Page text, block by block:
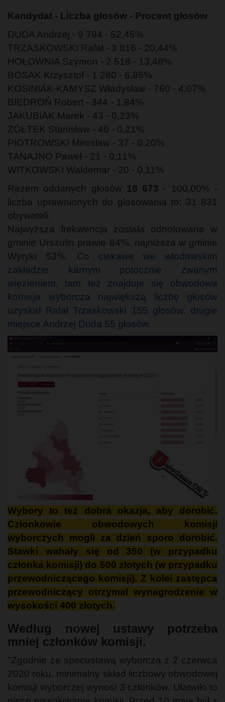
Kandydat - Liczba głosów - Procent głosów
DUDA Andrzej - 9 794 - 52,45%
TRZASKOWSKI Rafał - 3 816 - 20,44%
HOŁOWNIA Szymon - 2 518 - 13,48%
BOSAK Krzysztof - 1 280 - 6,85%
KOSINIAK-KAMYSZ Władysław - 760 - 4,07%
BIEDROŃ Robert - 344 - 1,84%
JAKUBIAK Marek - 43 - 0,23%
ŻÓŁTEK Stanisław - 40 - 0,21%
PIOTROWSKI Mirosław - 37 - 0,20%
TANAJNO Paweł - 21 - 0,11%
WITKOWSKI Waldemar - 20 - 0,11%
Razem oddanych głosów 18 673 - 100,00% -
liczba uprawnionych do glosowania to: 31 831
obywateli.
Najwyższa frekwencja została odnotowane w
gminie Urszulin prawie 64%, najniższa w gminie
Wyryki 53%. Co ciekawe we włodawskim
zakładzie karnym potocznie zwanym
więzieniem, tam też znajduje się obwodowa
komisja wyborcza największą liczbę głosów
uzyskał Rafał Trzaskowski 155 głosów, drugie
miejsce Andrzej Duda 55 głosów.
Wybory to też dobra okazja, aby dorobić.
Członkowie obwodowych komisji
wyborczych mogli za dzień sporo dorobić.
Stawki wahały się od 350 (w przypadku
członka komisji) do 500 złotych (w przypadku
przewodniczącego komisji). Z kolei zastępca
przewodniczący otrzymał wynagrodzenie w
wysokości 400 złotych.
Według nowej ustawy potrzeba
mniej członków komisji.
"Zgodnie ze specustawą wyborczą z 2 czerwca
2020 roku, minimalny skład liczbowy obwodowej
komisji wyborczej wynosi 3 członków. Ułatwiło to